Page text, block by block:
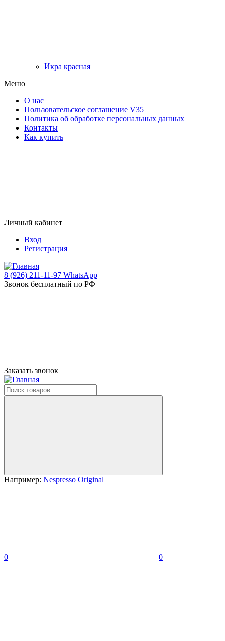
Икра красная
Меню
О нас
Пользовательское соглашение V35
Политика об обработке персональных данных
Контакты
Как купить
Личный кабинет
Вход
Регистрация
8 (926) 211-11-97 WhatsApp
Звонок бесплатный по РФ
Заказать звонок
Например: Nespresso Original
0 0